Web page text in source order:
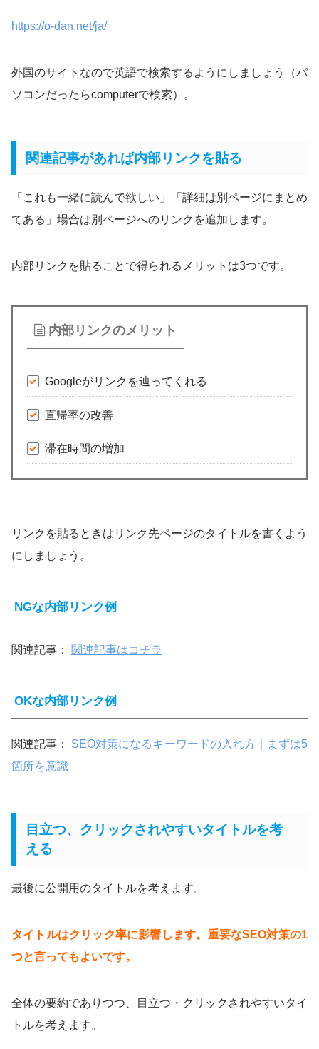
https://o-dan.net/ja/
外国のサイトなので英語で検索するようにしましょう（パ
ソコンだったらcomputerで検索）。
関連記事があれば内部リンクを貼る
「これも一緒に読んで欲しい」「詳細は別ページにまとめ
てある」場合は別ページへのリンクを追加します。
内部リンクを貼ることで得られるメリットは3つです。
内部リンクのメリット
Googleがリンクを辿ってくれる
直帰率の改善
滞在時間の増加
リンクを貼るときはリンク先ページのタイトルを書くよう
にしましょう。
NGな内部リンク例
関連記事： 関連記事はコチラ
OKな内部リンク例
関連記事： SEO対策になるキーワードの入れ方｜まずは5
箇所を意識
目立つ、クリックされやすいタイトルを考
える
最後に公開用のタイトルを考えます。
タイトルはクリック率に影響します。重要なSEO対策の1
つと言ってもよいです。
全体の要約でありつつ、目立つ・クリックされやすいタイ
トルを考えます。